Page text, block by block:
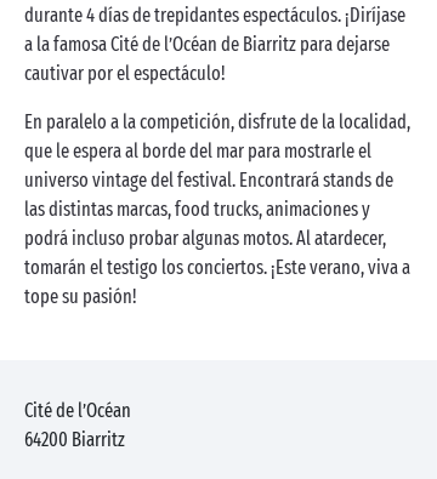
durante 4 días de trepidantes espectáculos. ¡Diríjase
a la famosa Cité de l’Océan de Biarritz para dejarse
cautivar por el espectáculo!
En paralelo a la competición, disfrute de la localidad,
que le espera al borde del mar para mostrarle el
universo vintage del festival. Encontrará stands de
las distintas marcas, food trucks, animaciones y
podrá incluso probar algunas motos. Al atardecer,
tomarán el testigo los conciertos. ¡Este verano, viva a
tope su pasión!
Cité de l’Océan
64200 Biarritz